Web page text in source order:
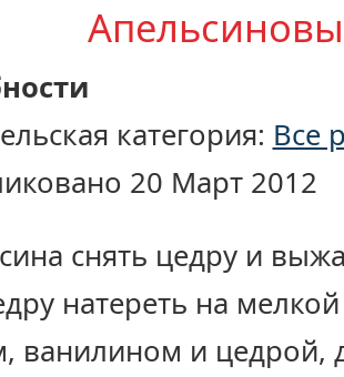
категория: Все
20 Март 2012
снять цедру и
натереть на
ванилином и цедрой,